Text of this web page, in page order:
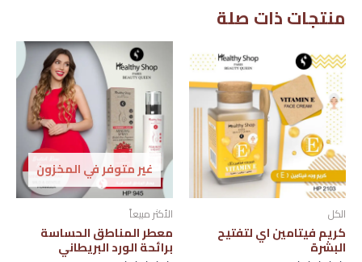
منتجات ذات صلة
الكل
كريم فيتامين اي لتفتيح
البشرة
غير متوفر في المخزون
الأكثر مبيعاً
معطر المناطق الحساسة
برائحة الورد البريطاني